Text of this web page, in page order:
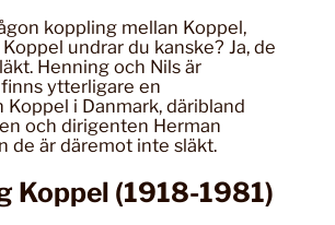
koppling mellan Koppel,
undrar du kanske? Ja, de
Henning och Nils är
ytterligare en
Koppel i Danmark, däribland
och dirigenten Herman
de är däremot inte släkt.
Koppel (1918-1981)